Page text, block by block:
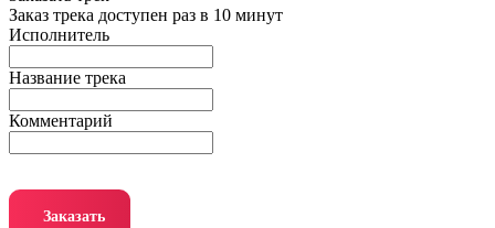
Заказ трека доступен раз в 10 минут
Исполнитель
Название трека
Комментарий
Заказать